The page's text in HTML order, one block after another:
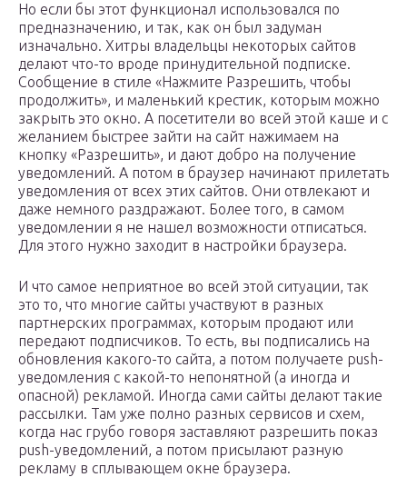
Но если бы этот функционал использовался по
предназначению, и так, как он был задуман
изначально. Хитры владельцы некоторых сайтов
делают что-то вроде принудительной подписке.
Сообщение в стиле «Нажмите Разрешить, чтобы
продолжить», и маленький крестик, которым можно
закрыть это окно. А посетители во всей этой каше и с
желанием быстрее зайти на сайт нажимаем на
кнопку «Разрешить», и дают добро на получение
уведомлений. А потом в браузер начинают прилетать
уведомления от всех этих сайтов. Они отвлекают и
даже немного раздражают. Более того, в самом
уведомлении я не нашел возможности отписаться.
Для этого нужно заходит в настройки браузера.
И что самое неприятное во всей этой ситуации, так
это то, что многие сайты участвуют в разных
партнерских программах, которым продают или
передают подписчиков. То есть, вы подписались на
обновления какого-то сайта, а потом получаете push-
уведомления с какой-то непонятной (а иногда и
опасной) рекламой. Иногда сами сайты делают такие
рассылки. Там уже полно разных сервисов и схем,
когда нас грубо говоря заставляют разрешить показ
push-уведомлений, а потом присылают разную
рекламу в сплывающем окне браузера.